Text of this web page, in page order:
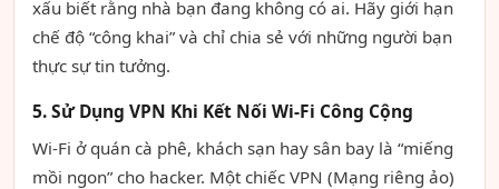
xấu biết rằng nhà bạn đang không có ai. Hãy giới hạn
chế độ “công khai” và chỉ chia sẻ với những người bạn
thực sự tin tưởng.
5. Sử Dụng VPN Khi Kết Nối Wi-Fi Công Cộng
Wi-Fi ở quán cà phê, khách sạn hay sân bay là “miếng
mồi ngon” cho hacker. Một chiếc VPN (Mạng riêng ảo)